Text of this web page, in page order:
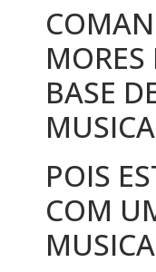
MORES
BASE
POIS
COM